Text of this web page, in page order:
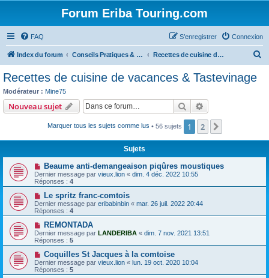
Forum Eriba Touring.com
FAQ Connexion
S’enregistrer
Index du forum Conseils Pratiques & Art de voyager Recettes de cuisine de vacances & Tastevinage
c
Recettes de cuisine de vacances & Tastevinage
Modérateur : Mine75
Nouveau sujet Rechercher
Marquer tous les sujets comme lus • 56 sujets 1 2
Sujets
Beaume anti-demangeaison piqûres moustiques
Dernier message par vieux.lion « dim. 4 déc. 2022 10:55
Réponses : 4
Le spritz franc-comtois
Dernier message par eribabinbin « mar. 26 juil. 2022 20:44
Réponses : 4
REMONTADA
Dernier message par LANDERIBA « dim. 7 nov. 2021 13:51
Réponses : 5
Coquilles St Jacques à la comtoise
Dernier message par vieux.lion « lun. 19 oct. 2020 10:04
Réponses : 5